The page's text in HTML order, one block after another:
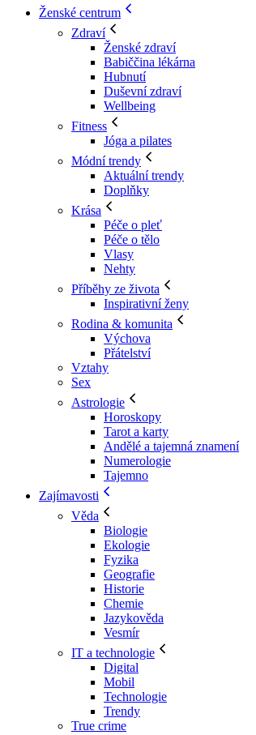
Ženské centrum
Zdraví
Ženské zdraví
Babiččina lékárna
Hubnutí
Duševní zdraví
Wellbeing
Fitness
Jóga a pilates
Módní trendy
Aktuální trendy
Doplňky
Krása
Péče o pleť
Péče o tělo
Vlasy
Nehty
Příběhy ze života
Inspirativní ženy
Rodina & komunita
Výchova
Přátelství
Vztahy
Sex
Astrologie
Horoskopy
Tarot a karty
Andělé a tajemná znamení
Numerologie
Tajemno
Zajímavosti
Věda
Biologie
Ekologie
Fyzika
Geografie
Historie
Chemie
Jazykověda
Vesmír
IT a technologie
Digital
Mobil
Technologie
Trendy
True crime